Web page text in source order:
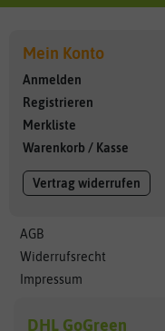
Mein Konto
Anmelden
Registrieren
Merkliste
Warenkorb / Kasse
Vertrag widerrufen
AGB
Widerrufsrecht
Impressum
DHL GoGreen